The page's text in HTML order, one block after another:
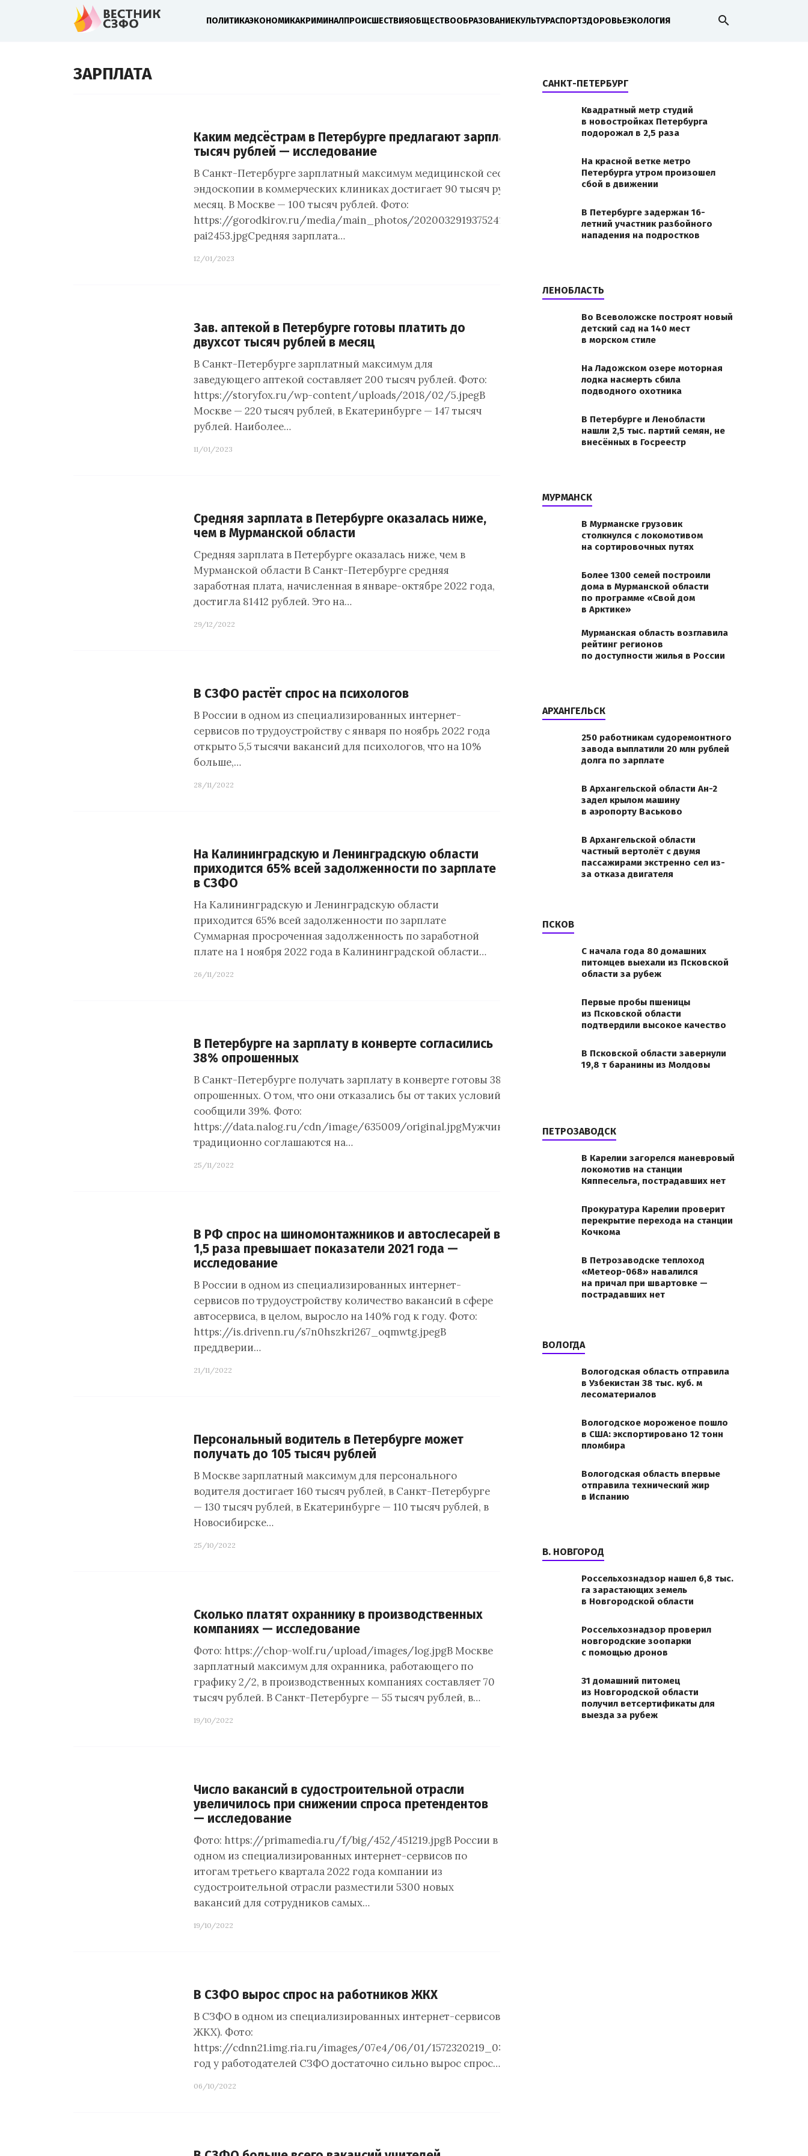
ПОЛИТИКАЭКОНОМИКАКРИМИНАЛПРОИСШЕСТВИЯОБЩЕСТВООБРАЗОВАНИЕКУЛЬТУРАСПОРТЗДОРОВЬЕЭКОЛОГИЯ search
ЗАРПЛАТА
Каким медсёстрам в Петербурге предлагают зарплату в 90
тысяч рублей — исследование
В Санкт-Петербурге зарплатный максимум медицинской сестры
эндоскопии в коммерческих клиниках достигает 90 тысяч рублей в
месяц. В Москве — 100 тысяч рублей. Фото:
https://gorodkirov.ru/media/main_photos/2020032919375241729_340-
pai2453.jpgСредняя зарплата…
12/01/2023
Зав. аптекой в Петербурге готовы платить до
двухсот тысяч рублей в месяц
В Санкт-Петербурге зарплатный максимум для
заведующего аптекой составляет 200 тысяч рублей. Фото:
https://storyfox.ru/wp-content/uploads/2018/02/5.jpegВ
Москве — 220 тысяч рублей, в Екатеринбурге — 147 тысяч
рублей. Наиболее…
11/01/2023
Средняя зарплата в Петербурге оказалась ниже,
чем в Мурманской области
Средняя зарплата в Петербурге оказалась ниже, чем в
Мурманской области В Санкт-Петербурге средняя
заработная плата, начисленная в январе-октябре 2022 года,
достигла 81412 рублей. Это на…
29/12/2022
В СЗФО растёт спрос на психологов
В России в одном из специализированных интернет-
сервисов по трудоустройству с января по ноябрь 2022 года
открыто 5,5 тысячи вакансий для психологов, что на 10%
больше,…
28/11/2022
На Калининградскую и Ленинградскую области
приходится 65% всей задолженности по зарплате
в СЗФО
На Калининградскую и Ленинградскую области
приходится 65% всей задолженности по зарплате
Суммарная просроченная задолженность по заработной
плате на 1 ноября 2022 года в Калининградской области…
26/11/2022
В Петербурге на зарплату в конверте согласились
38% опрошенных
В Санкт-Петербурге получать зарплату в конверте готовы 38%
опрошенных. О том, что они отказались бы от таких условий,
сообщили 39%. Фото:
https://data.nalog.ru/cdn/image/635009/original.jpgМужчины
традиционно соглашаются на…
25/11/2022
В РФ спрос на шиномонтажников и автослесарей в
1,5 раза превышает показатели 2021 года —
исследование
В России в одном из специализированных интернет-
сервисов по трудоустройству количество вакансий в сфере
автосервиса, в целом, выросло на 140% год к году. Фото:
https://is.drivenn.ru/s7n0hszkri267_oqmwtg.jpegВ
преддверии…
21/11/2022
Персональный водитель в Петербурге может
получать до 105 тысяч рублей
В Москве зарплатный максимум для персонального
водителя достигает 160 тысяч рублей, в Санкт-Петербурге
— 130 тысяч рублей, в Екатеринбурге — 110 тысяч рублей, в
Новосибирске…
25/10/2022
Сколько платят охраннику в производственных
компаниях — исследование
Фото: https://chop-wolf.ru/upload/images/log.jpgВ Москве
зарплатный максимум для охранника, работающего по
графику 2/2, в производственных компаниях составляет 70
тысяч рублей. В Санкт-Петербурге — 55 тысяч рублей, в…
19/10/2022
Число вакансий в судостроительной отрасли
увеличилось при снижении спроса претендентов
— исследование
Фото: https://primamedia.ru/f/big/452/451219.jpgВ России в
одном из специализированных интернет-сервисов по
итогам третьего квартала 2022 года компании из
судостроительной отрасли разместили 5300 новых
вакансий для сотрудников самых…
19/10/2022
В СЗФО вырос спрос на работников ЖКХ
В СЗФО в одном из специализированных интернет-сервисов открыто 1200 вакансий в сфере жилищно-коммунального
ЖКХ). Фото:
https://cdnn21.img.ria.ru/images/07e4/06/01/
год у работодателей СЗФО достаточно сильно вырос спрос…
06/10/2022
САНКТ-ПЕТЕРБУРГ
Квадратный метр студий
в новостройках Петербурга
подорожал в 2,5 раза
На красной ветке метро
Петербурга утром произошел
сбой в движении
В Петербурге задержан 16-
летний участник разбойного
нападения на подростков
ЛЕНОБЛАСТЬ
Во Всеволожске построят новый
детский сад на 140 мест
в морском стиле
На Ладожском озере моторная
лодка насмерть сбила
подводного охотника
В Петербурге и Ленобласти
нашли 2,5 тыс. партий семян, не
внесённых в Госреестр
МУРМАНСК
В Мурманске грузовик
столкнулся с локомотивом
на сортировочных путях
Более 1300 семей построили
дома в Мурманской области
по программе «Свой дом
в Арктике»
Мурманская область возглавила
рейтинг регионов
по доступности жилья в России
АРХАНГЕЛЬСК
250 работникам судоремонтного
завода выплатили 20 млн рублей
долга по зарплате
В Архангельской области Ан-2
задел крылом машину
в аэропорту Васьково
В Архангельской области
частный вертолёт с двумя
пассажирами экстренно сел из-
за отказа двигателя
ПСКОВ
С начала года 80 домашних
питомцев выехали из Псковской
области за рубеж
Первые пробы пшеницы
из Псковской области
подтвердили высокое качество
В Псковской области завернули
19,8 т баранины из Молдовы
ПЕТРОЗАВОДСК
В Карелии загорелся маневровый
локомотив на станции
Кяппесельга, пострадавших нет
Прокуратура Карелии проверит
перекрытие перехода на станции
Кочкома
В Петрозаводске теплоход
«Метеор-068» навалился
на причал при швартовке —
пострадавших нет
ВОЛОГДА
Вологодская область отправила
в Узбекистан 38 тыс. куб. м
лесоматериалов
Вологодское мороженое пошло
в США: экспортировано 12 тонн
пломбира
Вологодская область впервые
отправила технический жир
в Испанию
В. НОВГОРОД
Россельхознадзор нашел 6,8 тыс.
га зарастающих земель
в Новгородской области
Россельхознадзор проверил
новгородские зоопарки
с помощью дронов
31 домашний питомец
из Новгородской области
получил ветсертификаты для
выезда за рубеж